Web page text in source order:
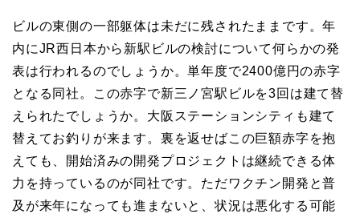
ビルの東側の一部躯体は未だに残されたままです。年
内にJR西日本から新駅ビルの検討について何らかの発
表は行われるのでしょうか。単年度で2400億円の赤字
となる同社。この赤字で新三ノ宮駅ビルを3回は建て替
えられたでしょうか。大阪ステーションシティも建て
替えてお釣りが来ます。裏を返せばこの巨額赤字を抱
えても、開始済みの開発プロジェクトは継続できる体
力を持っているのが同社です。ただワクチン開発と普
及が来年になっても進まないと、状況は悪化する可能